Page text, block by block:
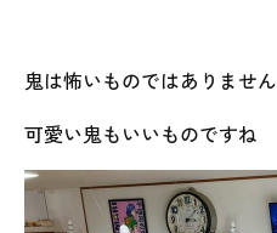
鬼は怖いものではありません
可愛い鬼もいいものですね